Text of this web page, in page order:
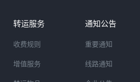
转运服务
收费规则
增值服务
通知公告
重要通知
线路通知